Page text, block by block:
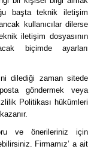
başta teknik iletişim
kullanıcılar dilerse
iletişim dosyasının
biçimde ayarları
dilediği zaman sitede
göndermek veya
Politikası hükümleri
ve önerileriniz için
Firmamız’ a ait